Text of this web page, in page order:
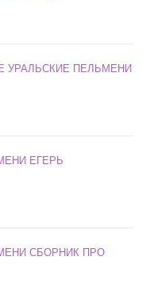
УРАЛЬСКИЕ ПЕЛЬМЕНИ
ЕГЕРЬ
СБОРНИК ПРО